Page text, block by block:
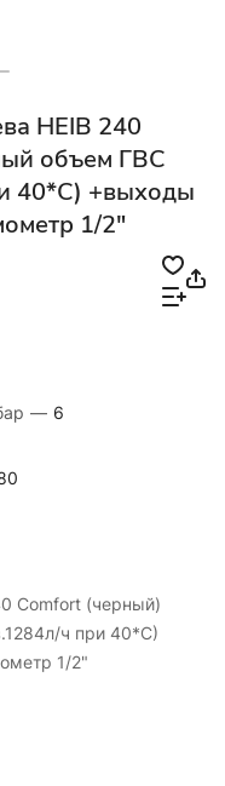
HEIB 240
объем ГВС
40*С) +выходы
1/2"
— 6
Comfort (черный)
ч при 40*С)
1/2"